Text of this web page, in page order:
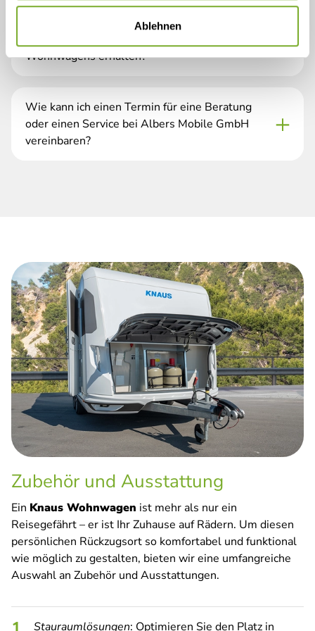
Ablehnen
Wohnwagens erhalten?
Wie kann ich einen Termin für eine Beratung
oder einen Service bei Albers Mobile GmbH
vereinbaren?
Zubehör und Ausstattung
Ein Knaus Wohnwagen ist mehr als nur ein
Reisegefährt – er ist Ihr Zuhause auf Rädern. Um diesen
persönlichen Rückzugsort so komfortabel und funktional
wie möglich zu gestalten, bieten wir eine umfangreiche
Auswahl an Zubehör und Ausstattungen.
Stauraumlösungen: Optimieren Sie den Platz in